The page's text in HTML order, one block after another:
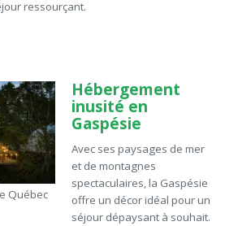
ressourçant.
Québec
Hébergement
inusité en
Gaspésie
Avec ses paysages de mer
et de montagnes
spectaculaires, la Gaspésie
offre un décor idéal pour un
séjour dépaysant à souhait.